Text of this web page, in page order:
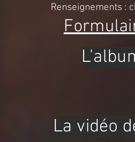
Renseignements :
La vidéo